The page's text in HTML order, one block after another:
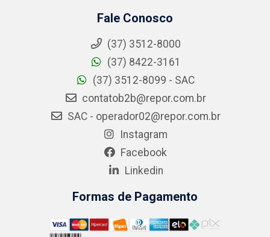
Fale Conosco
(37) 3512-8000
(37) 8422-3161
(37) 3512-8099 - SAC
contatob2b@repor.com.br
SAC - operador02@repor.com.br
Instagram
Facebook
Linkedin
Formas de Pagamento